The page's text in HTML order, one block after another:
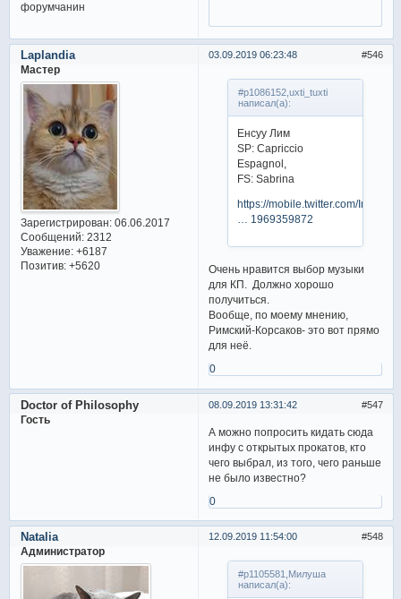
546
03.09.2019 06:23:48
Laplandia
Мастер
Зарегистрирован: 06.06.2017
Сообщений:2312
Уважение: +6187
Позитив: +5620
#p1086152,uxti_tuxti
написал(а):
Енсуу Лим
SP: Capriccio
Espagnol,
FS: Sabrina
https://mobile.twitter.com/
… 1969359872
Очень нравится выбор музыки
для КП. Должно хорошо
получиться.
Вообще, по моему мнению,
Римский-Корсаков- это вот прямо
для неё.
0
547
08.09.2019 13:31:42
Doctor of Philosophy
Гость
А можно попросить кидать сюда
инфу с открытых прокатов, кто
чего выбрал, из того, чего раньше
не было известно?
0
548
12.09.2019 11:54:00
Natalia
Администратор
#p1105581,Милуша
написал(а):